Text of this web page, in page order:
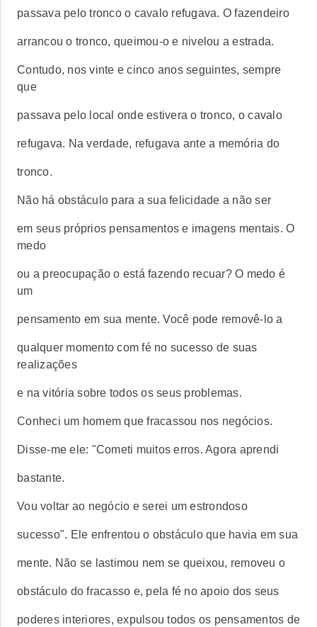
passava pelo tronco o cavalo refugava. O fazendeiro
arrancou o tronco, queimou-o e nivelou a estrada.
Contudo, nos vinte e cinco anos seguintes, sempre
que
passava pelo local onde estivera o tronco, o cavalo
refugava. Na verdade, refugava ante a memória do
tronco.
Não há obstáculo para a sua felicidade a não ser
em seus próprios pensamentos e imagens mentais. O
medo
ou a preocupação o está fazendo recuar? O medo é
um
pensamento em sua mente. Você pode removê-lo a
qualquer momento com fé no sucesso de suas
realizações
e na vitória sobre todos os seus problemas.
Conheci um homem que fracassou nos negócios.
Disse-me ele: "Cometi muitos erros. Agora aprendi
bastante.
Vou voltar ao negócio e serei um estrondoso
sucesso". Ele enfrentou o obstáculo que havia em sua
mente. Não se lastimou nem se queixou, removeu o
obstáculo do fracasso e, pela fé no apoio dos seus
poderes interiores, expulsou todos os pensamentos de